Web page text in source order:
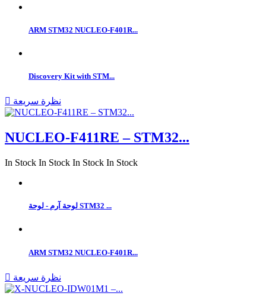
ARM STM32 NUCLEO-F401R...
Discovery Kit with STM...
 نظرة سريعة
NUCLEO-F411RE – STM32...
In Stock In Stock In Stock In Stock
لوحة آرم - لوحة STM32 ...
ARM STM32 NUCLEO-F401R...
 نظرة سريعة